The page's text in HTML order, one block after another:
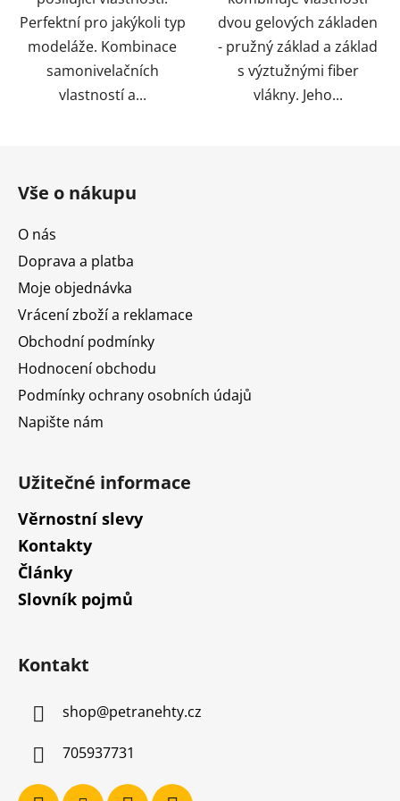
Perfektní pro jakýkoli typ
modeláže. Kombinace
samonivelačních
vlastností a...
dvou gelových základen
- pružný základ a základ
s výztužnými fiber
vlákny. Jeho...
Vše o nákupu
O nás
Doprava a platba
Moje objednávka
Vrácení zboží a reklamace
Obchodní podmínky
Hodnocení obchodu
Podmínky ochrany osobních údajů
Napište nám
Užitečné informace
Věrnostní slevy
Kontakty
Články
Slovník pojmů
Kontakt
shop@petranehty.cz
705937731